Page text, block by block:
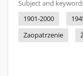
Subject and
1901-2000
Zaopatrzenie